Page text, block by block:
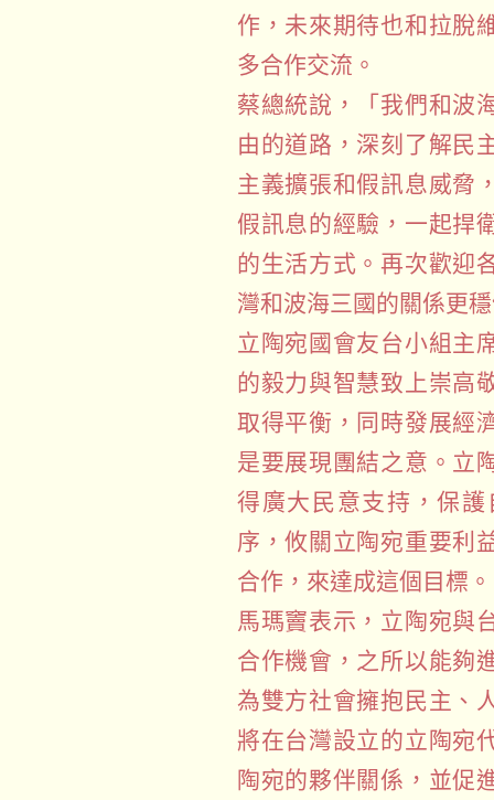
作，未來期待也和拉脫
多合作交流。
蔡總統說，「我們和波
由的道路，深刻了解民
主義擴張和假訊息威脅
假訊息的經驗，一起捍
的生活方式。再次歡迎
灣和波海三國的關係更
立陶宛國會友台小組主
的毅力與智慧致上崇高
取得平衡，同時發展經
是要展現團結之意。立
得廣大民意支持，保
序，攸關立陶宛重要利
合作，來達成這個目標。
馬瑪竇表示，立陶宛與
合作機會，之所以能夠
為雙方社會擁抱民主、
將在台灣設立的立陶宛
陶宛的夥伴關係，並促